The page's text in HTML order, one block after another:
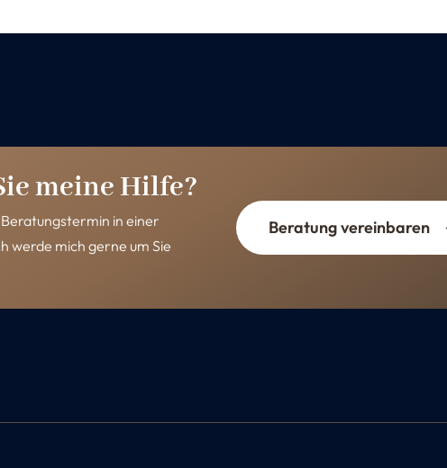
meine Hilfe?
in einer
werde mich gerne um Sie
Beratung vereinbaren